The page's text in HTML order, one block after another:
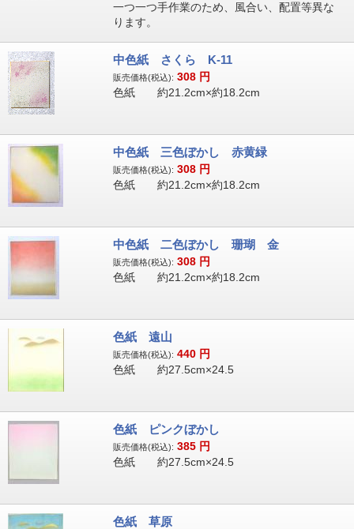
一つ一つ手作業のため、風合い、配置等異な
ります。
中色紙 さくら K-11
販売価格(税込): 308 円
色紙 約21.2cm×約18.2cm
中色紙 三色ぼかし 赤黄緑
販売価格(税込): 308 円
色紙 約21.2cm×約18.2cm
中色紙 二色ぼかし 珊瑚 金
販売価格(税込): 308 円
色紙 約21.2cm×約18.2cm
色紙 遠山
販売価格(税込): 440 円
色紙 約27.5cm×24.5
色紙 ピンクぼかし
販売価格(税込): 385 円
色紙 約27.5cm×24.5
色紙 草原